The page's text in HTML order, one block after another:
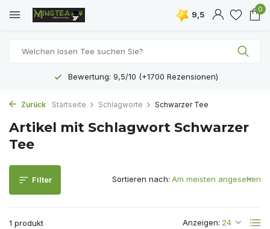
9,5
0
Bewertung: 9,5/10 (+1700 Rezensionen)
Zurück Startseite Schlagworte Schwarzer Tee
Artikel mit Schlagwort Schwarzer
Tee
Filter
1 produkt Anzeigen:
Sortieren nach: